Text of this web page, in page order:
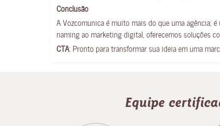
Conclusão
A Vozcomunica é muito mais do que uma agência;
naming ao marketing digital, oferecemos soluções
CTA: Pronto para transformar sua ideia em uma
Equipe